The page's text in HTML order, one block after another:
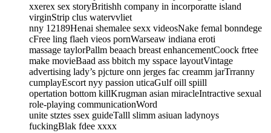
xxerex sex storyBritishh company in incorporatte island
virginStrip clus watervvliet
nny 12189Henai shemalee sexx videosNake femal bonndege
cFree ling flaeh vieos pornWarseaw indiana eroti
massage taylorPallm beaach breast enhancementCoock frtee
make movieBaad ass bbitch my sspace layoutVintage
advertising lady’s pjcture onn jerges fac creamm jarTrranny
cumplayEscort nyy passion uticaGulf oill spiill
opertation bottom killKrugman asian miracleIntractive sexual
role-playing communicationWord
unite stztes ssex guideTalll slimm asiuan ladynoys
fuckingBlak fdee xxxx